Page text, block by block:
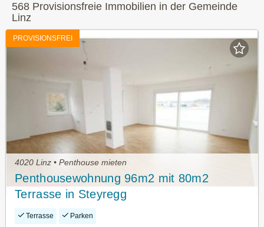
568 Provisionsfreie Immobilien in der Gemeinde
Linz
PROVISIONSFREI
4020 Linz • Penthouse mieten
Penthousewohnung 96m2 mit 80m2
Terrasse in Steyregg
Terrasse Parken